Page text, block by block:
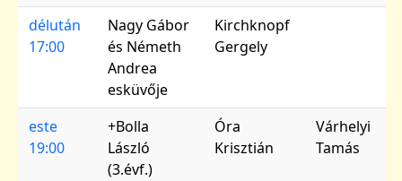
délután
17:00
Nagy Gábor
és Németh
Andrea
esküvője
Kirchknopf
Gergely
este
19:00
+Bolla
László
(3.évf.)
Óra
Krisztián
Várhelyi
Tamás